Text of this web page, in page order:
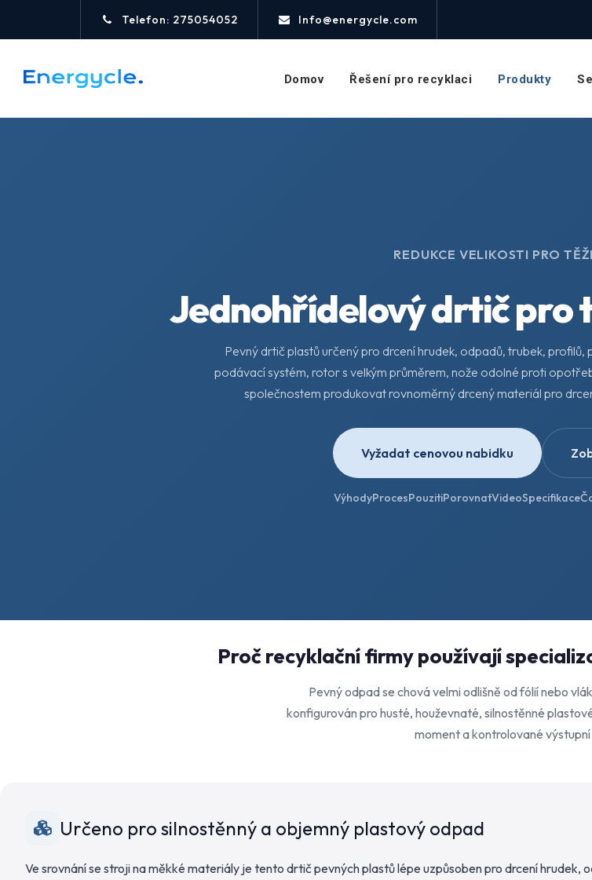
Telefon: 275054052 Info@energycle.com
Domov Řešení pro recyklaci Produkty
REDUKCE VELIKOSTI PRO
Jednohřídelový drtič pro
Pevný drtič plastů určený pro drcení hrudek, odpadů, trubek, profilů,
podávací systém, rotor s velkým průměrem, nože odolné proti
společnostem produkovat rovnoměrný drcený materiál pro
Vyžadat cenovou nabidku
VýhodyProcesPouzitiPorovnatVideoSpecifikace
Proč recyklační firmy používají
Pevný odpad se chová velmi odlišně od fólií nebo
konfigurován pro husté, houževnaté, silnostěnné
moment a kontrolované
Určeno pro silnostěnný a objemný plastový odpad
Ve srovnání se stroji na měkké materiály je tento drtič pevných plastů lépe uzpůsoben pro drcení hrudek,